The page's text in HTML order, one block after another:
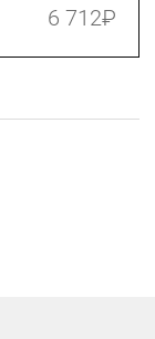
6 712₽